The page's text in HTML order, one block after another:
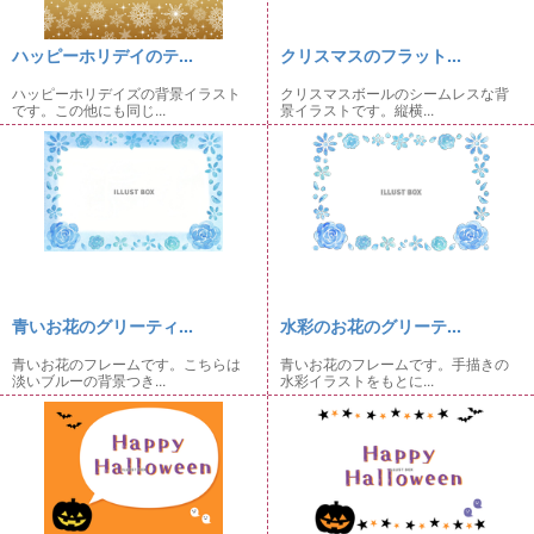
ハッピーホリデイのテ...
ハッピーホリデイズの背景イラスト
です。この他にも同じ...
クリスマスのフラット...
クリスマスボールのシームレスな背
景イラストです。縦横...
青いお花のグリーティ...
青いお花のフレームです。こちらは
淡いブルーの背景つき...
水彩のお花のグリーテ...
青いお花のフレームです。手描きの
水彩イラストをもとに...